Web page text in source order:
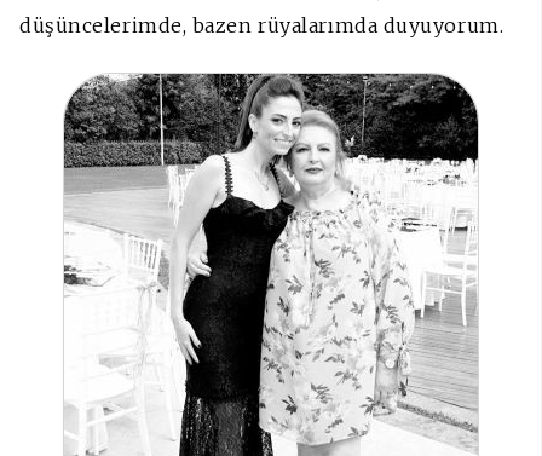
düşüncelerimde, bazen rüyalarımda duyuyorum.